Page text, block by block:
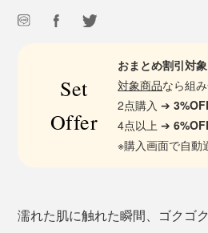
Set
Offer
おまとめ割引対象
対象商品なら組
2点購入 ➔
4点以上 ➔
※購入画面で自動
濡れた肌に触れた瞬間、ゴクゴ